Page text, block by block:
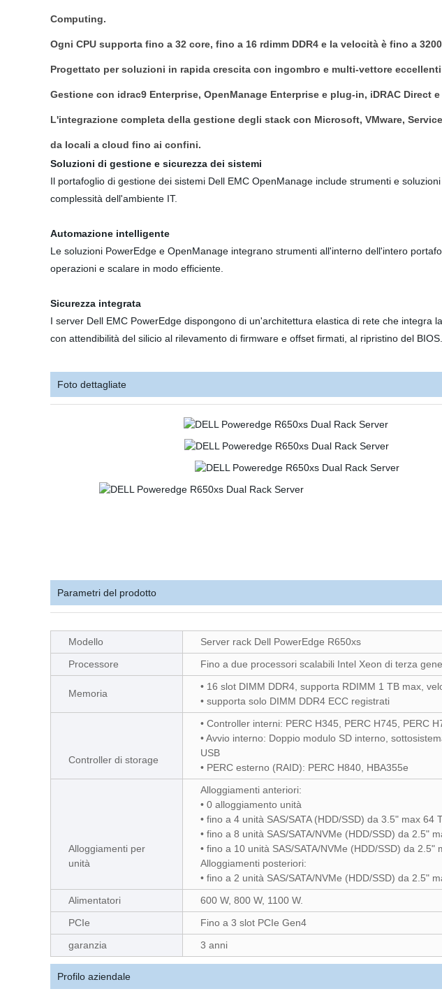
Computing.
Ogni CPU supporta fino a 32 core, fino a 16 rdimm DDR4 e la velocità è fino a 3200
Progettato per soluzioni in rapida crescita con ingombro e multi-vettore
Gestione con idrac9 Enterprise, OpenManage Enterprise e plug-in, iDRAC Direct
L'integrazione completa della gestione degli stack con Microsoft, VMware,
da locali a cloud fino ai confini.
Soluzioni di gestione e sicurezza dei sistemi
Il portafoglio di gestione dei sistemi Dell EMC OpenManage include strumenti e
complessità dell'ambiente IT.
Automazione intelligente
Le soluzioni PowerEdge e OpenManage integrano strumenti all'interno dell'intero
operazioni e scalare in modo efficiente.
Sicurezza integrata
I server Dell EMC PowerEdge dispongono di un'architettura elastica di rete che
con attendibilità del silicio al rilevamento di firmware e offset firmati, al ripristino del BIOS.
Foto dettagliate
Parametri del prodotto
Modello
Server rack Dell PowerEdge R650xs
Processore
Fino a due processori scalabili Intel Xeon di terza
Memoria
• 16 slot DIMM DDR4, supporta RDIMM 1 TB max,
• supporta solo DIMM DDR4 ECC registrati
Controller di storage
• Controller interni: PERC H345, PERC H745, PERC
• Avvio interno: Doppio modulo SD interno,
USB
• PERC esterno (RAID): PERC H840, HBA355e
Alloggiamenti per
unità
Alloggiamenti anteriori:
• 0 alloggiamento unità
• fino a 4 unità SAS/SATA (HDD/SSD) da 3.5" max 64
• fino a 8 unità SAS/SATA/NVMe (HDD/SSD) da 2.5"
• fino a 10 unità SAS/SATA/NVMe (HDD/SSD) da 2.5"
Alloggiamenti posteriori:
• fino a 2 unità SAS/SATA/NVMe (HDD/SSD) da 2.5"
Alimentatori
600 W, 800 W, 1100 W.
PCIe
Fino a 3 slot PCIe Gen4
garanzia
3 anni
Profilo aziendale